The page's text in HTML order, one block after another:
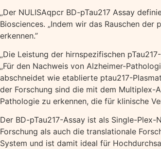
„Der NULISAqpcr BD-pTau217 Assay
Biosciences. „Indem wir das Rauschen
erkennen.”
„Die Leistung der hirnspezifischen
„Für den Nachweis von Alzheimer-
abschneidet wie etablierte ptau217-
der Forschung sind die mit dem Multiplex-
Pathologie zu erkennen, die für klinische
Der BD-pTau217-Assay ist als Single-
Forschung als auch die translationale
System und ist damit ideal für